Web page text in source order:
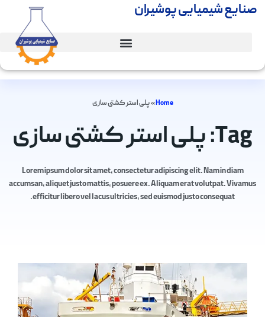
صنایع شیمیایی پوشیران
Home
»پلی استر کشتی سازی
Tag: پلی استر کشتی سازی
Lorem ipsum dolor sit amet, consectetur adipiscing elit. Nam in diam
accumsan, aliquet justo mattis, posuere ex. Aliquam erat volutpat. Vivamus
efficitur libero vel lacus ultricies, sed euismod justo consequat.